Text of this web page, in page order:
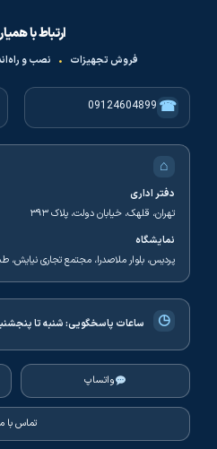
ارتباط با
فروش تجهیزات • نصب و
☎
09124604899
⌂
دفتر اداری
تهران، قلهک، خیابان دولت، پلاک ۳۹۳
نمایشگاه
پردیس، بلوار ملاصدرا، مجتمع تجاری نیایش،
◷ ساعات پاسخگویی:شنبه تا پنجشنبه | ۹:۰۰ تا
واتساپ
تماس با